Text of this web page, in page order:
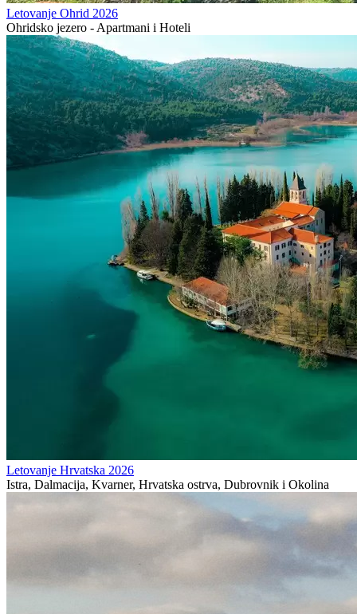
Letovanje Ohrid 2026
Ohridsko jezero - Apartmani i Hoteli
Letovanje Hrvatska 2026
Istra, Dalmacija, Kvarner, Hrvatska ostrva, Dubrovnik i Okolina